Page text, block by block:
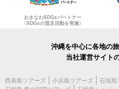
おきなわSDGsパートナー
〈SDGsの普及活動を実施〉
沖縄を中心に各地の
当社運営サイト
西表島ツアーズ 小浜島ツアーズ
石垣島